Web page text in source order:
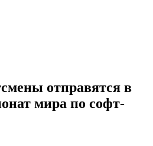
отправятся в
мира по софт-